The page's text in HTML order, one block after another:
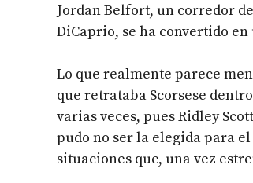
Jordan Belfort, un corredor
DiCaprio, se ha convertido
Lo que realmente parece
que retrataba Scorsese
varias veces, pues Ridley
pudo no ser la elegida para
situaciones que, una vez